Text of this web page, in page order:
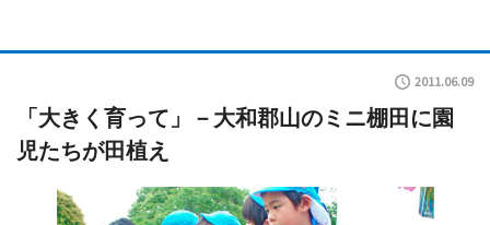
2011.06.09
「大きく育って」－大和郡山のミニ棚田に園
児たちが田植え